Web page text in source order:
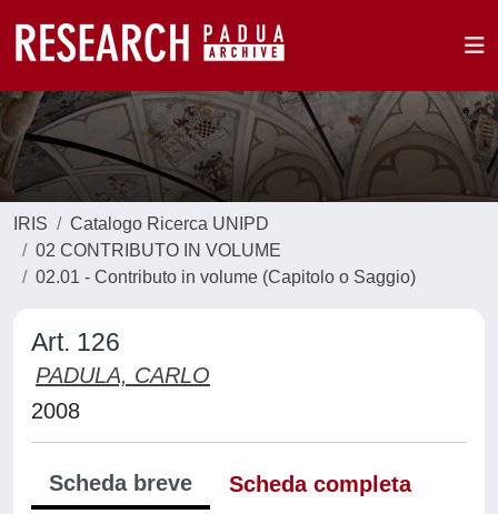
IRIS
Catalogo Ricerca UNIPD
02 CONTRIBUTO IN VOLUME
02.01 - Contributo in volume (Capitolo o Saggio)
Art. 126
PADULA, CARLO
2008
Scheda breve
Scheda completa